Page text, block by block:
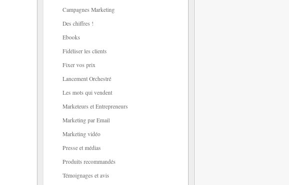
Campagnes Marketing
Des chiffres !
Ebooks
Fidéliser les clients
Fixer vos prix
Lancement Orchestré
Les mots qui vendent
Marketeurs et Entrepreneurs
Marketing par Email
Marketing vidéo
Presse et médias
Produits recommandés
Témoignages et avis